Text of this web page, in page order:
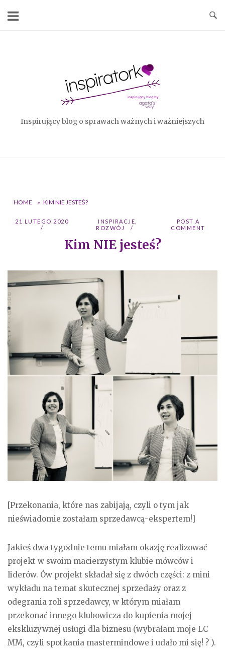
Inspirujący blog o sprawach ważnych i ważniejszych
HOME » KIM NIE JESTEŚ?
21 LUTEGO 2020 INSPIRACJE
ROZWÓJ
POST A
COMMENT
Kim NIE jesteś?
[Przekonania, które nas zabijają, czyli o tym jak
nieświadomie zostałam sprzedawcą-ekspertem!]
Jakieś dwa tygodnie temu miałam okazję realizować
projekt w swoim macierzystym klubie mówców i
liderów. Ów projekt składał się z dwóch części: z mini
wykładu na temat skutecznej sprzedaży oraz z
odegrania roli sprzedawcy, w którym miałam
przekonać innego klubowicza do kupienia mojej
ekskluzywnej usługi dla biznesu (wybrałam moje LC
MM, czyli spotkania mastermindowe i udało mi się! ? ).